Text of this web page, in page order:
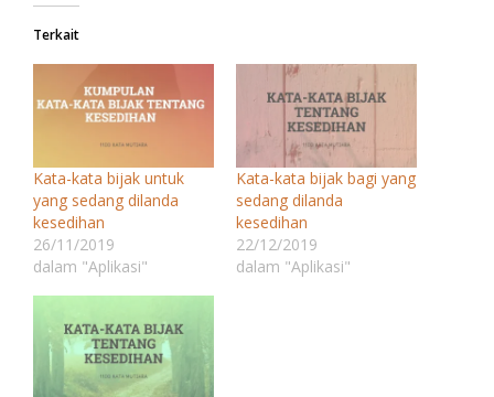
Terkait
Kata-kata bijak untuk
yang sedang dilanda
kesedihan
26/11/2019
dalam "Aplikasi"
Kata-kata bijak bagi yang
sedang dilanda
kesedihan
22/12/2019
dalam "Aplikasi"